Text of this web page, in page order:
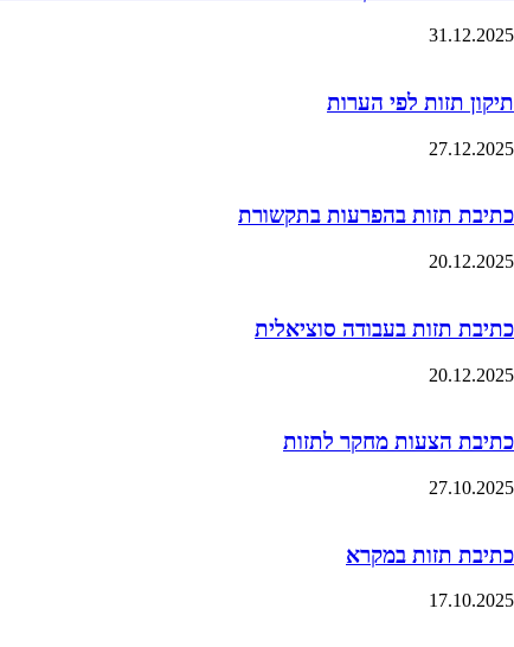
31.12.2025
תיקון תזות לפי הערות
27.12.2025
כתיבת תזות בהפרעות בתקשורת
20.12.2025
כתיבת תזות בעבודה סוציאלית
20.12.2025
כתיבת הצעות מחקר לתזות
27.10.2025
כתיבת תזות במקרא
17.10.2025